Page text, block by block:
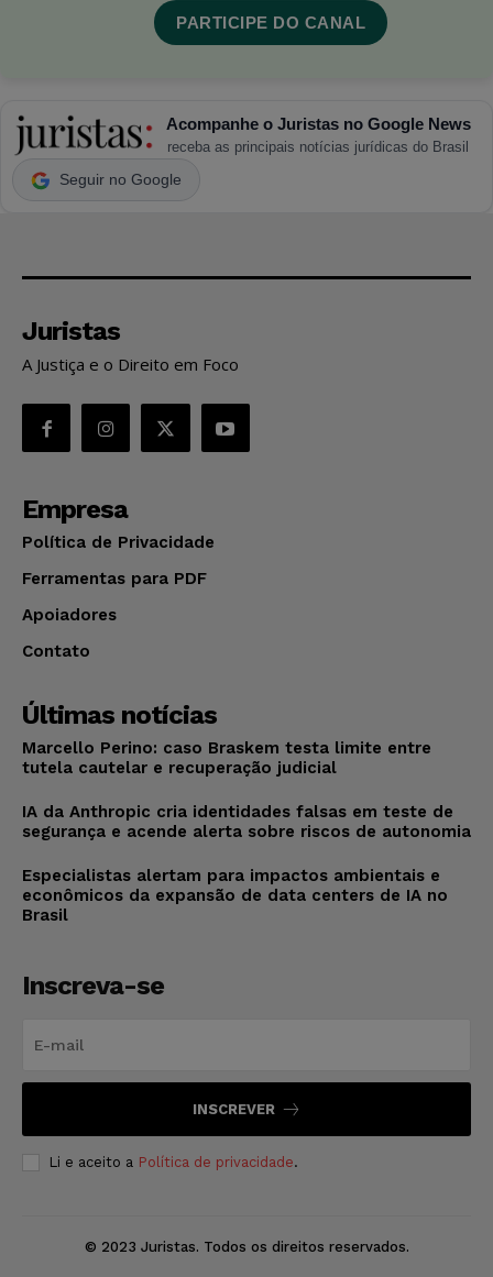
PARTICIPE DO CANAL
Acompanhe o Juristas no Google News
receba as principais notícias jurídicas do Brasil
Seguir no Google
Juristas
A Justiça e o Direito em Foco
Empresa
Política de Privacidade
Ferramentas para PDF
Apoiadores
Contato
Últimas notícias
Marcello Perino: caso Braskem testa limite entre
tutela cautelar e recuperação judicial
IA da Anthropic cria identidades falsas em teste de
segurança e acende alerta sobre riscos de autonomia
Especialistas alertam para impactos ambientais e
econômicos da expansão de data centers de IA no
Brasil
Inscreva-se
INSCREVER
Li e aceito a Política de privacidade.
© 2023 Juristas. Todos os direitos reservados.